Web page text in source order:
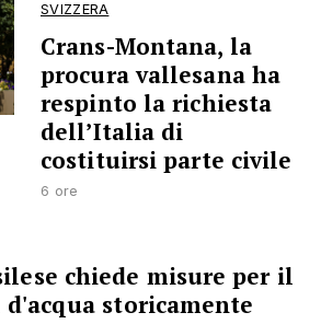
SVIZZERA
Crans-Montana, la
procura vallesana ha
respinto la richiesta
dell’Italia di
costituirsi parte civile
6 ore
chiede misure per il
storicamente